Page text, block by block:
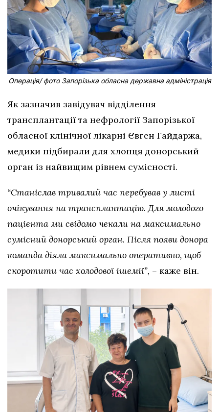
Операція/ фото Запорізька обласна державна адміністрація
Як зазначив завідувач відділення
трансплантації та нефрології Запорізької
обласної клінічної лікарні Євген Гайдаржа,
медики підбирали для хлопця донорський
орган із найвищим рівнем сумісності.
“Станіслав тривалий час перебував у листі
очікування на трансплантацію. Для молодого
пацієнта ми свідомо чекали на максимально
сумісний донорський орган. Після появи донора
команда діяла максимально оперативно, щоб
скоротити час холодової ішемії”, – каже він.